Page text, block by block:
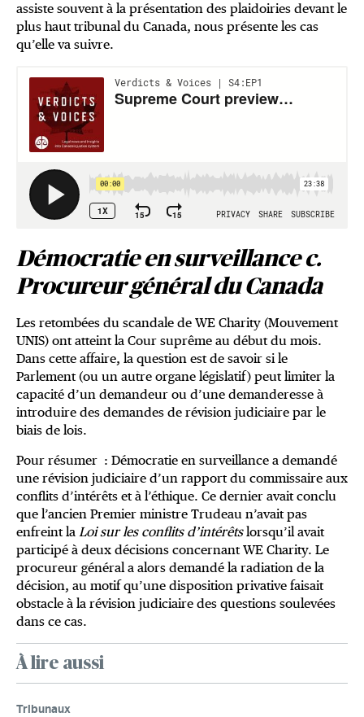
assiste souvent à la présentation des plaidoiries devant le
plus haut tribunal du Canada, nous présente les cas
qu’elle va suivre.
Démocratie en surveillance c.
Procureur général du Canada
Les retombées du scandale de WE Charity (Mouvement
UNIS) ont atteint la Cour suprême au début du mois.
Dans cette affaire, la question est de savoir si le
Parlement (ou un autre organe législatif) peut limiter la
capacité d’un demandeur ou d’une demanderesse à
introduire des demandes de révision judiciaire par le
biais de lois.
Pour résumer : Démocratie en surveillance a demandé
une révision judiciaire d’un rapport du commissaire aux
conflits d’intérêts et à l’éthique. Ce dernier avait conclu
que l’ancien Premier ministre Trudeau n’avait pas
enfreint la Loi sur les conflits d’intérêtslorsqu’il avait
participé à deux décisions concernant WE Charity. Le
procureur général a alors demandé la radiation de la
décision, au motif qu’une disposition privative faisait
obstacle à la révision judiciaire des questions soulevées
dans ce cas.
À lire aussi
Tribunaux